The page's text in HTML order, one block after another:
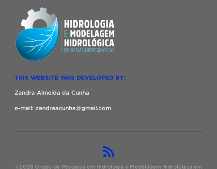
THIS WEBSITE WAS DEVELOPED BY:
Zandra Almeida da Cunha
e-mail: zandraacunha@gmail.com
©2026 Grupo de Pesquisa em Hidrologia e Modelagem Hidrológica em